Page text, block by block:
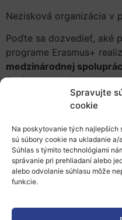
Spravujte
cookie
Na poskytovanie tých najlepších
sú súbory cookie na ukladanie
Súhlas s týmito technológiami
správanie pri prehliadaní alebo
alebo odvolanie súhlasu môže
funkcie.
Nezisková organizácia v
Poďte sa dozvedieť, aké
programe Erasmus+
medzinárodnej
Európska komisia
o 14:00,
možnostiach zapojiť sa do
akcii 2 – Kooperačné
odbornej prípravy aj
Viac informácií o
sledovanie nájdete na
nutná registrácia).
Viac informácií o Výzve